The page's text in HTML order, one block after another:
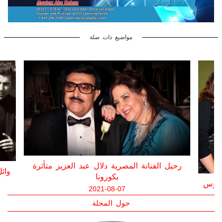
مواضيع ذات صلة
رحيل الفنان سمير غانم متأثراً بإصابته بفيروس
كورونا
2021-05-20